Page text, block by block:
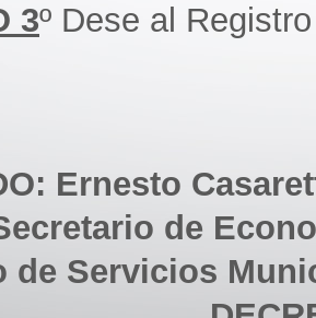
3º Dese al
Ernesto
de
de Servicios